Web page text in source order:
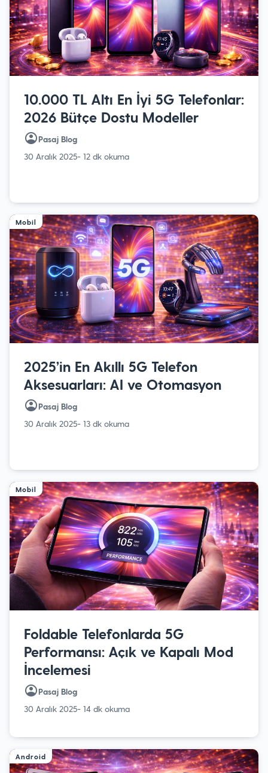
10.000 TL Altı En İyi 5G Telefonlar:
2026 Bütçe Dostu Modeller
Pasaj Blog
30 Aralık 2025- 12 dk okuma
Mobil
2025’in En Akıllı 5G Telefon
Aksesuarları: AI ve Otomasyon
Pasaj Blog
30 Aralık 2025- 13 dk okuma
Mobil
Foldable Telefonlarda 5G
Performansı: Açık ve Kapalı Mod
İncelemesi
Pasaj Blog
30 Aralık 2025- 14 dk okuma
Android